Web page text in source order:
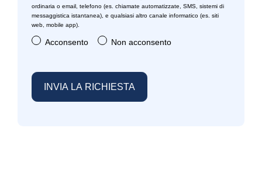
ordinaria o email, telefono (es. chiamate automatizzate, SMS, sistemi di
messaggistica istantanea), e qualsiasi altro canale informatico (es. siti
web, mobile app).
Acconsento Non acconsento